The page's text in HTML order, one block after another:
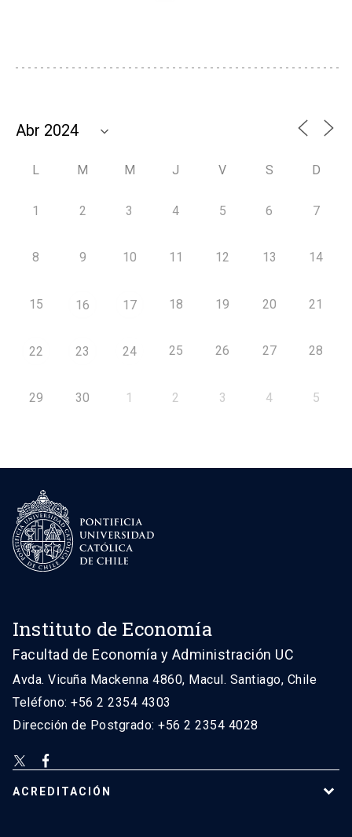
L M M J V S D
1 2 3 4 5 6 7
8 9 10 11 12 13 14
15 16 17 18 19 20 21
22 23 24 25 26 27 28
29 30 1 2 3 4 5
Instituto de Economía
Facultad de Economía y Administración UC
Avda. Vicuña Mackenna 4860, Macul. Santiago, Chile
Teléfono: +56 2 2354 4303
Dirección de Postgrado: +56 2 2354 4028
ACREDITACIÓN